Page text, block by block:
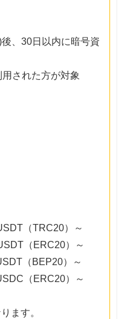
、30日以内に暗号資
された方が対象
（TRC20）～
（ERC20）～
（BEP20）～
（ERC20）～
ます。